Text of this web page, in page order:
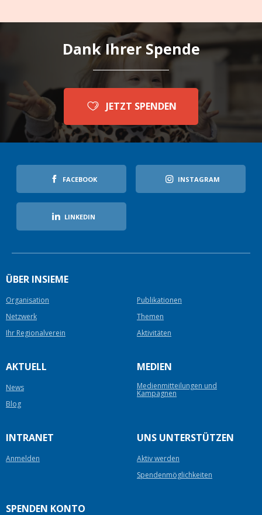
Dank Ihrer Spende
JETZT SPENDEN
FACEBOOK INSTAGRAM
LINKEDIN
ÜBER INSIEME
Organisation
Publikationen
Netzwerk
Themen
Ihr Regionalverein
Aktivitäten
AKTUELL
News
Blog
MEDIEN
Medienmitteilungen und
Kampagnen
INTRANET
Anmelden
UNS UNTERSTÜTZEN
Aktiv werden
Spendenmöglichkeiten
SPENDEN KONTO